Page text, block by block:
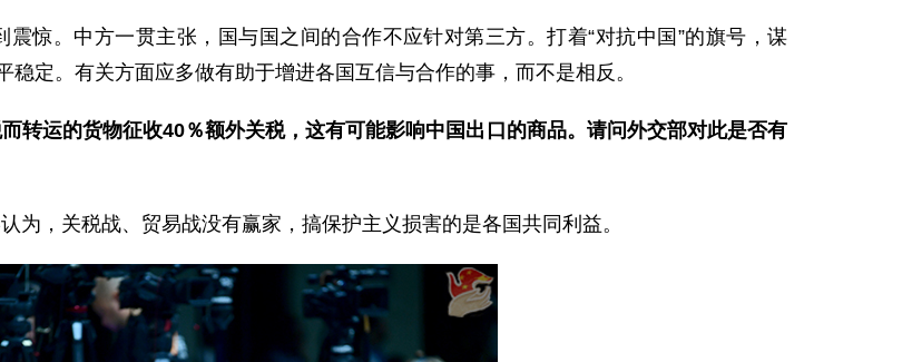
惊。中方一贯主张，国与国之间的合作不应针对第三方。打着“对抗中国”的旗号，谋
定。有关方面应多做有助于增进各国互信与合作的事，而不是相反。
转运的货物征收40％额外关税，这有可能影响中国出口的商品。请问外交部对此是否有
为，关税战、贸易战没有赢家，搞保护主义损害的是各国共同利益。